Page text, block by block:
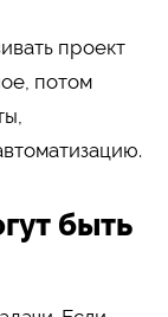
проект
потом
быть